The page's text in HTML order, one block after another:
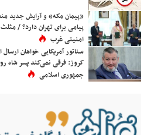
«پیمان مکه» و آرایش جدید
پیامی برای تهران دارد؟ / مثلث
امنیتی غرب
سناتور آمریکایی خواهان
کروز: فرقی نمی‌کند پسر شاه
جمهوری اسلامی